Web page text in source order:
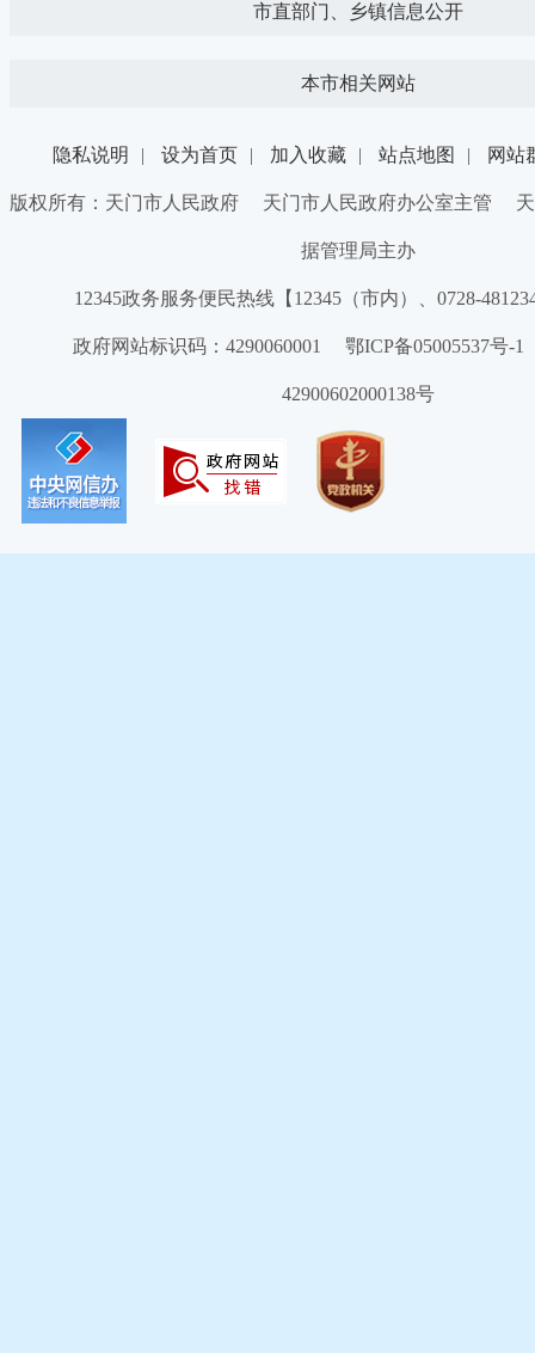
市直部门、乡镇信息公开
本市相关网站
隐私说明 | 设为首页 | 加入收藏 | 站点地图 | 网站
版权所有：天门市人民政府 天门市人民政府办公室主管 天
据管理局主办
12345政务服务便民热线【12345（市内）、0728-
政府网站标识码：4290060001 鄂ICP备05005537号
42900602000138号